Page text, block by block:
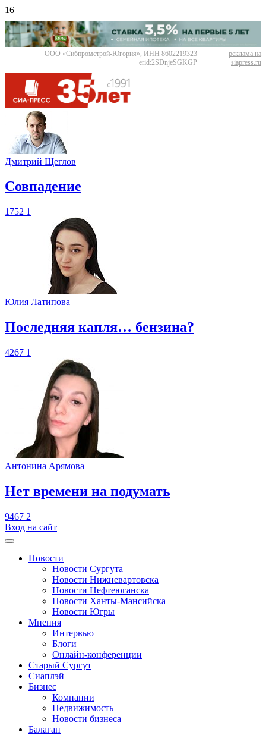
16+
ООО «Сибпромстрой-Югория», ИНН 8602219323
erid:2SDnjeSGKGP
реклама на
siapress.ru
Дмитрий Щеглов
​Совпадение
1752 1
Юлия Латипова
​Последняя капля… бензина?
4267 1
Антонина Арямова
​Нет времени на подумать
9467 2
Вход на сайт
Новости
Новости Сургута
Новости Нижневартовска
Новости Нефтеюганска
Новости Ханты-Мансийска
Новости Югры
Мнения
Интервью
Блоги
Онлайн-конференции
Старый Сургут
Сиаплэй
Бизнес
Компании
Недвижимость
Новости бизнеса
Балаган